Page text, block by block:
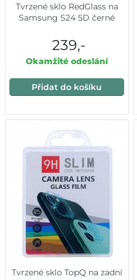
Tvrzené sklo RedGlass na
Samsung S24 5D černé
239,-
Okamžité odeslání
Přidat do košíku
Tvrzené sklo TopQ na zadní